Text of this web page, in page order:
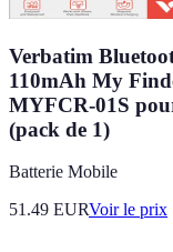
Verbatim
110mAh My
MYFCR-01S
(pack de 1)
Batterie Mobile
51.49 EURVoir le prix